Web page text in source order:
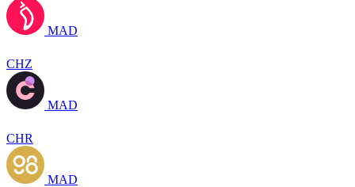
MAD
CHZ
MAD
CHR
MAD